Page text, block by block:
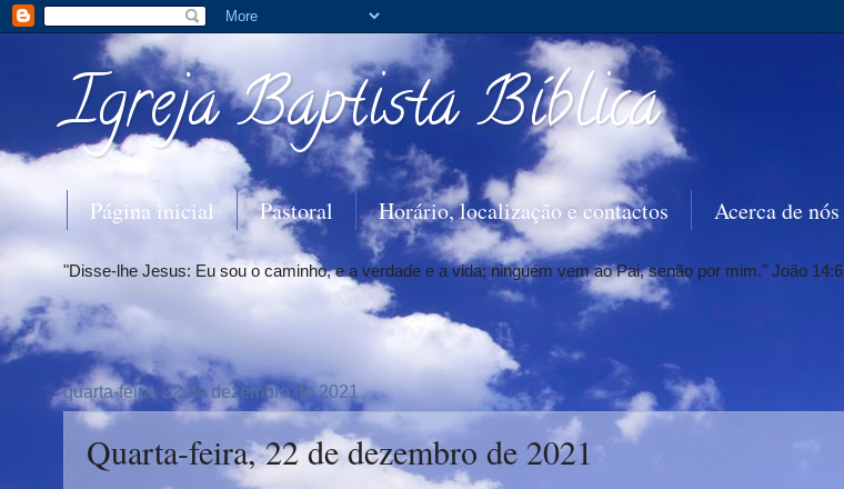
Igreja Baptista Bíblica
Página inicial Pastoral Horário, localização e contactos Acerca de nós
"Disse-lhe Jesus: Eu sou o caminho, e a verdade e a vida; ninguém vem ao Pai, senão por mim." João 14:6
quarta-feira, 22 de dezembro de 2021
Quarta-feira, 22 de dezembro de 2021